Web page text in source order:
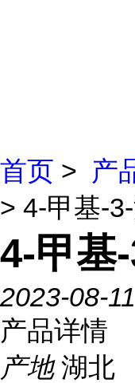
首页 > 产
> 4-甲基-
4-甲基
2023-08-11
产品详情
产地 湖北